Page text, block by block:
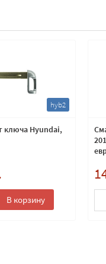
hyb2
ключа Hyundai,
В корзину